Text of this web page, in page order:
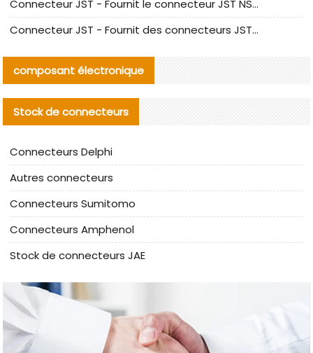
Connecteur JST - Fournit le connecteur JST NSHR-02V-S original | Équivalent
Connecteur JST - Fournit des connecteurs JST GHR-09V-S authentiques et des produits de remplacement|
composant électronique
Stock de connecteurs
Connecteurs Delphi
Autres connecteurs
Connecteurs Sumitomo
Connecteurs Amphenol
Stock de connecteurs JAE